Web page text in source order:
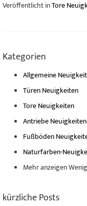
Veröffentlicht inTore
Kategorien
Allgemeine
Türen Neuigkeiten
Tore Neuigkeiten
Antriebe Neuigkeiten
Fußböden
Naturfarben-
Mehr anzeigen
kürzliche Posts